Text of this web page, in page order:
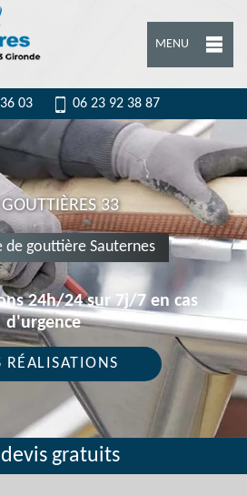
MENU
03 06 23 92 38 87
33
de gouttière Sauternes
24h/24 sur 7j/7 en cas
d'urgence
RÉALISATIONS
gratuits